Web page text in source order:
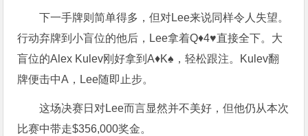
下一手牌则简单得多，但对Lee来说同样令人失望。
行动弃牌到小盲位的他后，Lee拿着Q♦4♥直接全下。大
盲位的Alex Kulev刚好拿到A♦K♠，轻松跟注。Kulev翻
牌便击中A，Lee随即止步。
这场决赛日对Lee而言显然并不美好，但他仍从本次
比赛中带走$356,000奖金。